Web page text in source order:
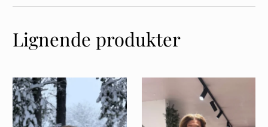
Lignende produkter